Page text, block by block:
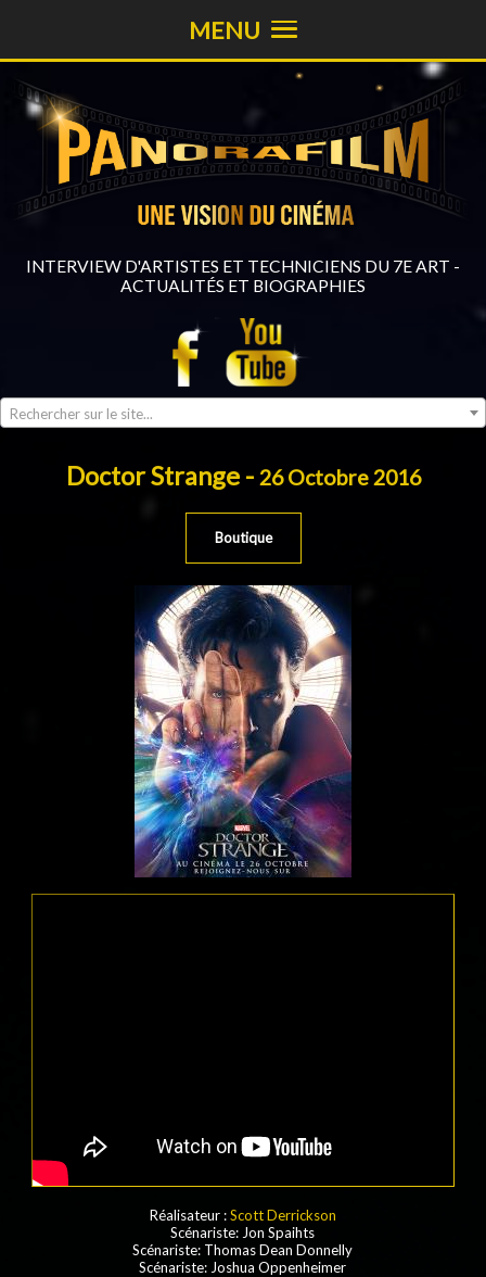
INTERVIEW D'ARTISTES ET TECHNICIENS DU 7E ART -
ACTUALITÉS ET BIOGRAPHIES
Rechercher sur le site...
MENU
Doctor Strange - 26 Octobre 2016
Boutique
Réalisateur :Scott Derrickson
Scénariste: Jon Spaihts
Scénariste: Thomas Dean Donnelly
Scénariste: Joshua Oppenheimer